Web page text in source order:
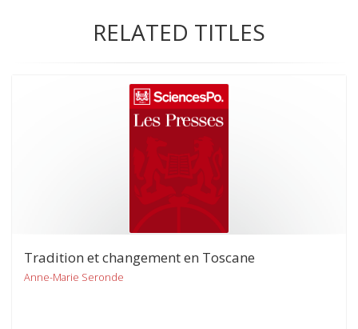
RELATED TITLES
Tradition et changement en Toscane
Anne-Marie Seronde